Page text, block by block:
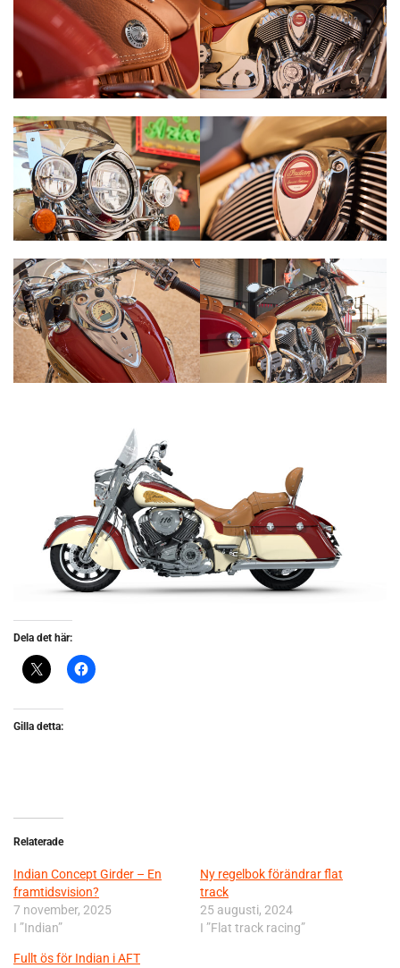
Dela det här:
Gilla detta:
Relaterade
Indian Concept Girder – En
framtidsvision?
7 november, 2025
I ”Indian”
Ny regelbok förändrar flat
track
25 augusti, 2024
I ”Flat track racing”
Fullt ös för Indian i AFT